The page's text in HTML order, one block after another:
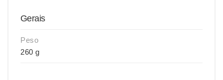
Gerais
Peso
260 g